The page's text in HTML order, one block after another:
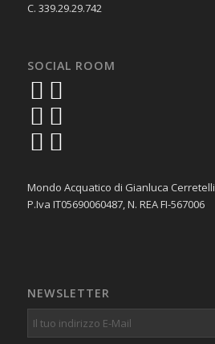
C. 339.29.29.742
SOCIAL ROOM
Mondo Acquatico di Gianluca Cerretelli
P.Iva IT05690060487, N. REA FI-567006
NEWSLETTER